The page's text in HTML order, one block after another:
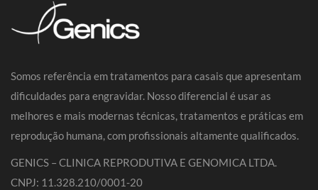
Somos referência em tratamentos para casais que apresentam
dificuldades para engravidar. Nosso diferencial é usar as
melhores e mais modernas técnicas, tratamentos e práticas em
reprodução humana, com profissionais altamente qualificados.
GENICS – CLINICA REPRODUTIVA E GENOMICA LTDA.
CNPJ: 11.328.210/0001-20